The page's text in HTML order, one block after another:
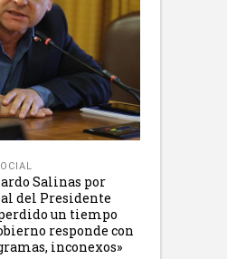
Salinas por
del Presidente
un tiempo
responde con
inconexos»